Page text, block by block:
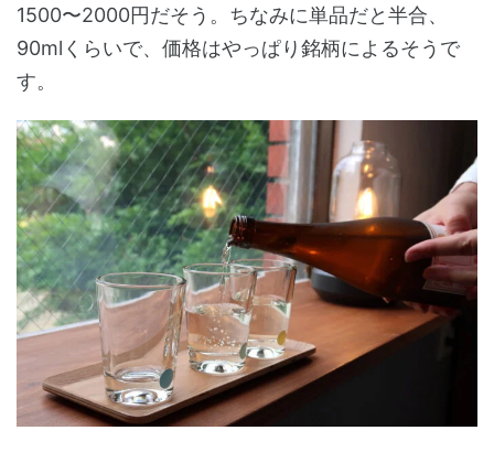
1500〜2000円だそう。ちなみに単品だと半合、
90mlくらいで、価格はやっぱり銘柄によるそうで
す。